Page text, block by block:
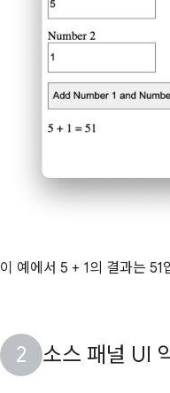
이 예에서 5 + 1의 결과는
소스 패널 UI